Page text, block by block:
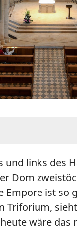
links des
Dom
ist
wäre